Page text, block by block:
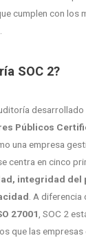
cumplen con los
SOC 2?
desarrollado
Públicos
una empresa
centra en cinco
integridad del
. A
27001 , SOC 2
que las empresas